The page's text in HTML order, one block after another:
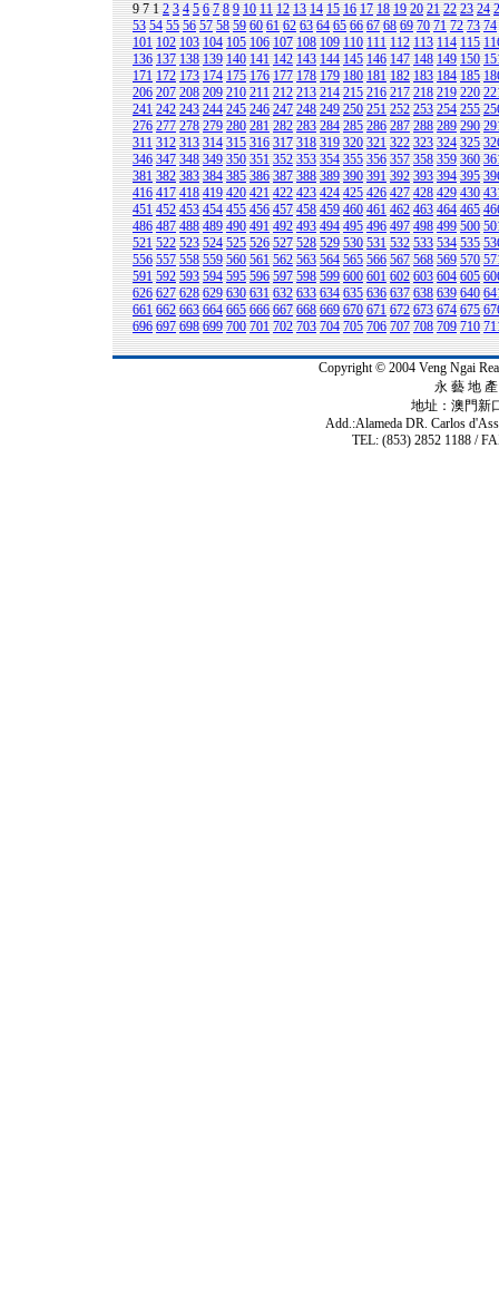
9 712 3 4 5 6 7 8 9 10 11 12 13 14 15 16 17 18 19 20 21 22 23 24
53 54 55 56 57 58 59 60 61 62 63 64 65 66 67 68 69 70 71 72 73 74
101 102 103 104 105 106 107 108 109 110 111 112 113 114 115
136 137 138 139 140 141 142 143 144 145 146 147 148 149 150
171 172 173 174 175 176 177 178 179 180 181 182 183 184 185
206 207 208 209 210 211 212 213 214 215 216 217 218 219 220
241 242 243 244 245 246 247 248 249 250 251 252 253 254 255
276 277 278 279 280 281 282 283 284 285 286 287 288 289 290
311 312 313 314 315 316 317 318 319 320 321 322 323 324 325
346 347 348 349 350 351 352 353 354 355 356 357 358 359 360
381 382 383 384 385 386 387 388 389 390 391 392 393 394 395
416 417 418 419 420 421 422 423 424 425 426 427 428 429 430
451 452 453 454 455 456 457 458 459 460 461 462 463 464 465
486 487 488 489 490 491 492 493 494 495 496 497 498 499 500
521 522 523 524 525 526 527 528 529 530 531 532 533 534 535
556 557 558 559 560 561 562 563 564 565 566 567 568 569 570
591 592 593 594 595 596 597 598 599 600 601 602 603 604 605
626 627 628 629 630 631 632 633 634 635 636 637 638 639 640
661 662 663 664 665 666 667 668 669 670 671 672 673 674 675
696 697 698 699 700 701 702 703 704 705 706 707 708 709 710
Copyright © 2004 Veng Ngai
永 藝 地
地址：澳門新
Add.:Alameda DR. Carlos
TEL: (853) 2852 1188 /